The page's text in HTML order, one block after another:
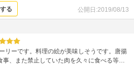
。
る 公開日:2019/08/13
リーです。料理の絵が美味しそうです。唐揚
、また禁止していた肉を久々に食べる等、